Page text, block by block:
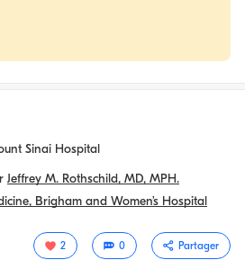
Sinai Hospital
Jeffrey M. Rothschild, MD, MPH.
Brigham and Women’s Hospital
2 0 Partager